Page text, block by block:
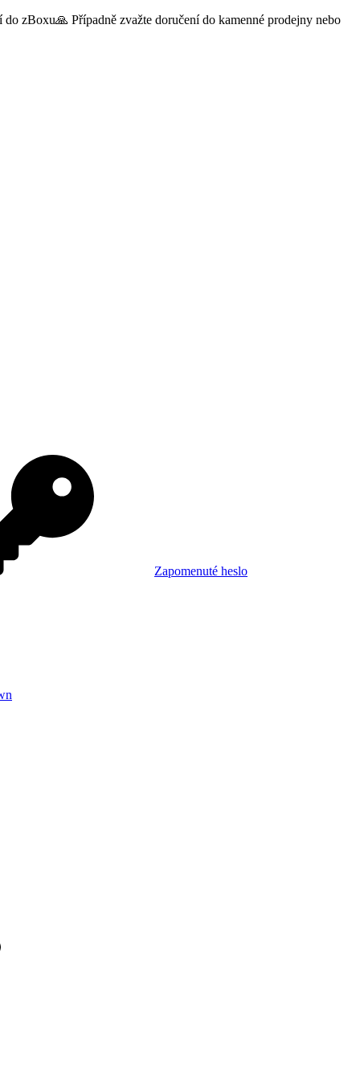
zBoxu🙏 Případně zvažte doručení do kamenné prodejny nebo
Zapomenuté heslo